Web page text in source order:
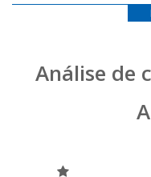
Análise de